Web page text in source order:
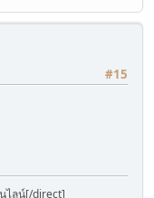
#15
ไลน์[/direct]